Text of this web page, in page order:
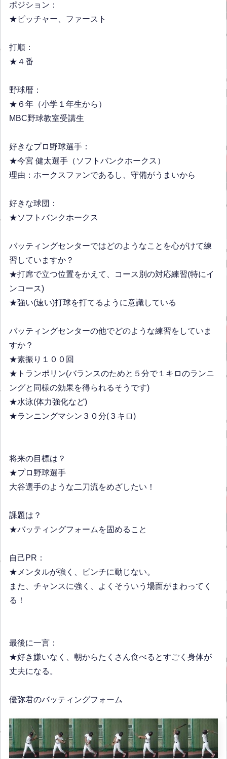
ポジション：
★ピッチャー、ファースト
打順：
★４番
野球暦：
★６年（小学１年生から）
MBC野球教室受講生
好きなプロ野球選手：
★今宮 健太選手（ソフトバンクホークス）
理由：ホークスファンであるし、守備がうまいから
好きな球団：
★ソフトバンクホークス
バッティングセンターではどのようなことを心がけて練
習していますか？
★打席で立つ位置をかえて、コース別の対応練習(特にイ
ンコース)
★強い(速い)打球を打てるように意識している
バッティングセンターの他でどのような練習をしていま
すか？
★素振り１００回
★トランポリン(バランスのためと５分で１キロのランニ
ングと同様の効果を得られるそうです)
★水泳(体力強化など)
★ランニングマシン３０分(３キロ)
将来の目標は？
★プロ野球選手
大谷選手のような二刀流をめざしたい！
課題は？
★バッティングフォームを固めること
自己PR：
★メンタルが強く、ピンチに動じない。
また、チャンスに強く、よくそういう場面がまわってく
る！
最後に一言：
★好き嫌いなく、朝からたくさん食べるとすごく身体が
丈夫になる。
優弥君のバッティングフォーム